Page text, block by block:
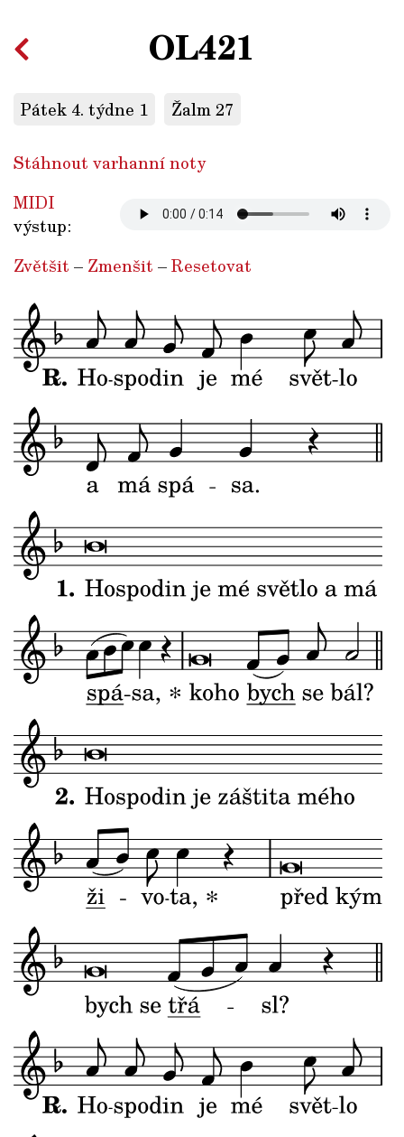
OL421
Pátek 4. týdne 1 Žalm 27
Stáhnout varhanní noty
MIDI
výstup:
Zvětšit – Zmenšit –Resetovat